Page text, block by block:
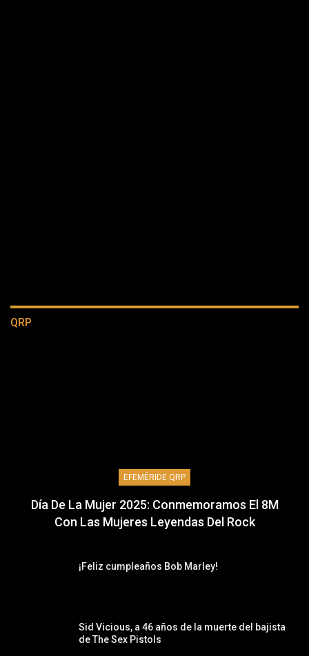
QRP
EFEMÉRIDE QRP
Día De La Mujer 2025: Conmemoramos El 8M
Con Las Mujeres Leyendas Del Rock
¡Feliz cumpleaños Bob Marley!
Sid Vicious, a 46 años de la muerte del bajista
de The Sex Pistols